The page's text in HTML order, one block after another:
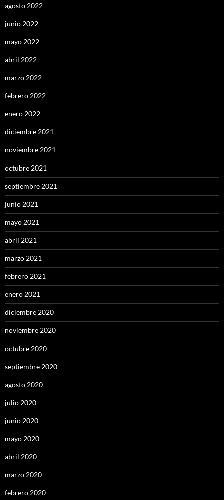
agosto 2022
junio 2022
mayo 2022
abril 2022
marzo 2022
febrero 2022
enero 2022
diciembre 2021
noviembre 2021
octubre 2021
septiembre 2021
junio 2021
mayo 2021
abril 2021
marzo 2021
febrero 2021
enero 2021
diciembre 2020
noviembre 2020
octubre 2020
septiembre 2020
agosto 2020
julio 2020
junio 2020
mayo 2020
abril 2020
marzo 2020
febrero 2020